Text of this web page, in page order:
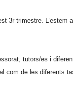
3r trimestre.
tutors/es i
com de les diferents